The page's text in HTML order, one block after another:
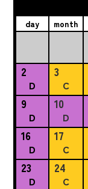
day month
2
D
3
C
9
D
10
D
16
D
17
C
23
D
24
C